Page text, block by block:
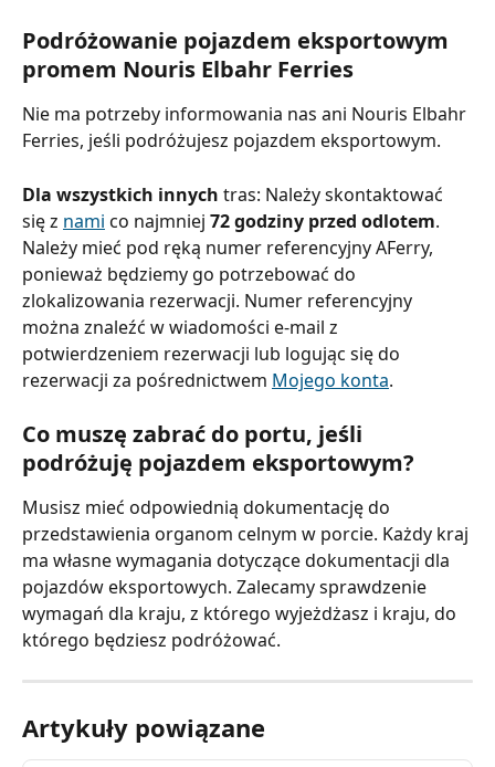
Podróżowanie pojazdem eksportowym
promem Nouris Elbahr Ferries
Nie ma potrzeby informowania nas ani Nouris Elbahr
Ferries, jeśli podróżujesz pojazdem eksportowym.
Dla wszystkich innych tras: Należy skontaktować
się z nami co najmniej 72 godziny przed odlotem.
Należy mieć pod ręką numer referencyjny AFerry,
ponieważ będziemy go potrzebować do
zlokalizowania rezerwacji. Numer referencyjny
można znaleźć w wiadomości e-mail z
potwierdzeniem rezerwacji lub logując się do
rezerwacji za pośrednictwem Mojego konta.
Co muszę zabrać do portu, jeśli
podróżuję pojazdem eksportowym?
Musisz mieć odpowiednią dokumentację do
przedstawienia organom celnym w porcie. Każdy kraj
ma własne wymagania dotyczące dokumentacji dla
pojazdów eksportowych. Zalecamy sprawdzenie
wymagań dla kraju, z którego wyjeżdżasz i kraju, do
którego będziesz podróżować.
Artykuły powiązane